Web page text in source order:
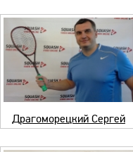
Драгоморецкий Сергей